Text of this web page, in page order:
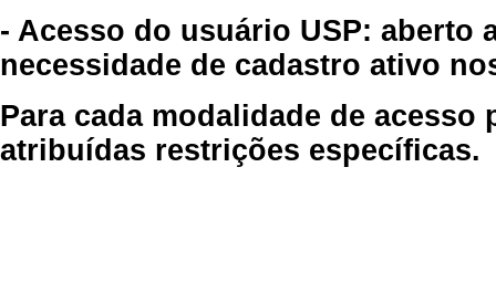
- Acesso do usuário USP: aberto
necessidade de cadastro ativo
Para cada modalidade de
atribuídas restrições específicas.